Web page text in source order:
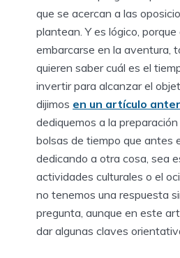
que se acercan a las
plantean. Y es lógico,
embarcarse en la aventura,
quieren saber cuál es el
invertir para alcanzar el
dijimos en un artículo
dediquemos a la
bolsas de tiempo que antes
dedicando a otra cosa, sea
actividades culturales o el
no tenemos una respuesta
pregunta, aunque en este
dar algunas claves